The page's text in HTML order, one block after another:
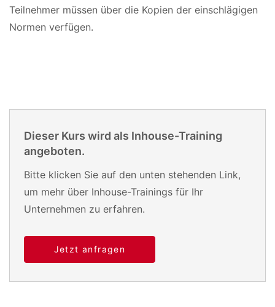
Teilnehmer müssen über die Kopien der einschlägigen
Normen verfügen.
Dieser Kurs wird als Inhouse-Training
angeboten.
Bitte klicken Sie auf den unten stehenden Link,
um mehr über Inhouse-Trainings für Ihr
Unternehmen zu erfahren.
Jetzt anfragen